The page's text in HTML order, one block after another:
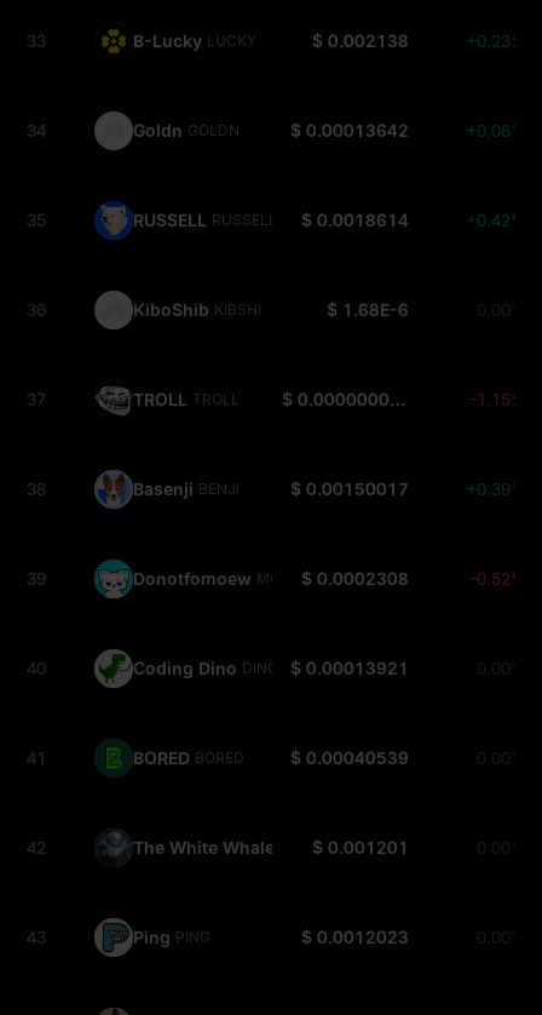
33 B-Lucky LUCKY $ 0.002138 +0.23%
34 Goldn GOLDN $ 0.00013642 +0.08%
35 RUSSELL RUSSELL $ 0.0018614 +0.42%
36 KiboShib KIBSHI $ 1.68E-6 0.00%
37 TROLL TROLL $ 0.000000001731 -1.15%
38 Basenji BENJI $ 0.00150017 +0.39%
39 Donotfomoew MOEW$ 0.0002308 -0.52%
40 Coding Dino DINO $ 0.00013921 0.00%
41 BORED BORED $ 0.00040539 0.00%
42 The White Whale WHITEWHALE
$ 0.001201 0.00%
43 Ping PING $ 0.0012023 0.00%